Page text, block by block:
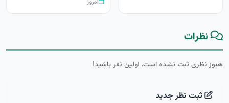
امروز
نظرات
هنوز نظری ثبت نشده است. اولین نفر باشید!
ثبت نظر جدید